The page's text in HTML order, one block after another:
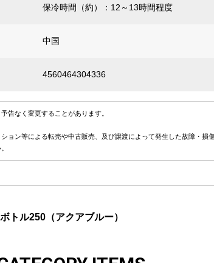
保冷時間（約）：12～13時間程度
中国
4560464304336
告なく変更することがあります。
ョン等による転売や中古販売、及び譲渡によって発生した故障・損
トル250（アクアブルー）